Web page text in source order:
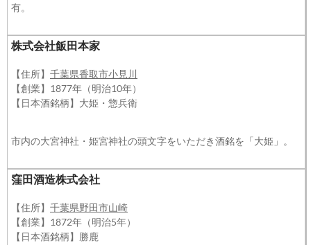
有。
株式会社飯田本家
【住所】 千葉県香取市小見川
【創業】1877年（明治10年）
【日本酒銘柄】大姫・惣兵衛
市内の大宮神社・姫宮神社の頭文字をいただき酒銘を「大姫」。
窪田酒造株式会社
【住所】 千葉県野田市山崎
【創業】1872年（明治5年）
【日本酒銘柄】勝鹿